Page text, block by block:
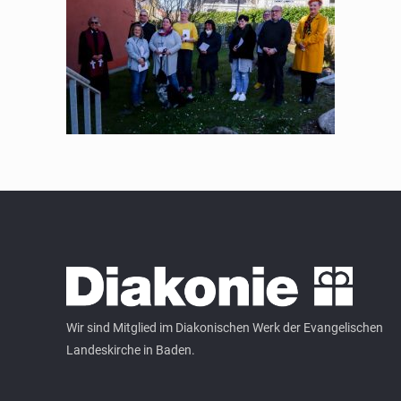
Wir sind Mitglied im Diakonischen Werk der Evangelischen
Landeskirche in Baden.